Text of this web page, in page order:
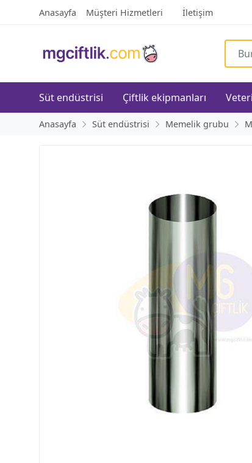
Anasayfa Müşteri Hizmetleri İletişim
Süt endüstrisi Çiftlik ekipmanları
Anasayfa Süt endüstrisi Memelik grubu